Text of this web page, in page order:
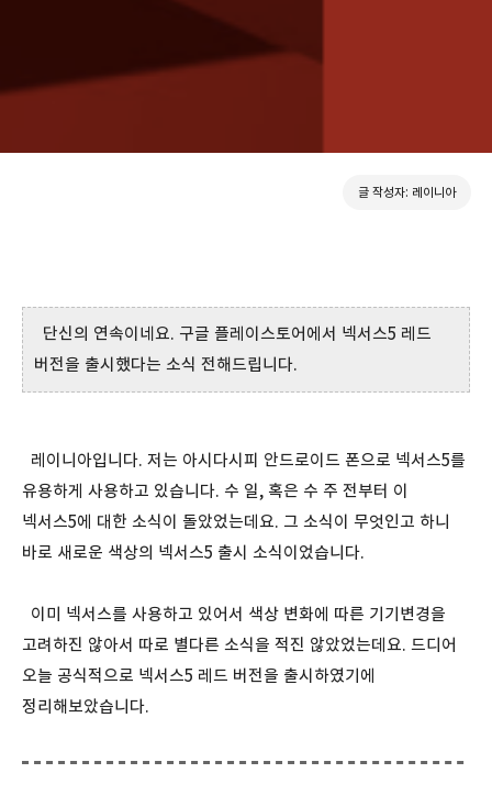
글 작성자: 레이니아
단신의 연속이네요. 구글 플레이스토어에서 넥서스5 레드
버전을 출시했다는 소식 전해드립니다.
레이니아입니다. 저는 아시다시피 안드로이드 폰으로 넥서스5를
유용하게 사용하고 있습니다. 수 일, 혹은 수 주 전부터 이
넥서스5에 대한 소식이 돌았었는데요. 그 소식이 무엇인고 하니
바로 새로운 색상의 넥서스5 출시 소식이었습니다.
이미 넥서스를 사용하고 있어서 색상 변화에 따른 기기변경을
고려하진 않아서 따로 별다른 소식을 적진 않았었는데요. 드디어
오늘 공식적으로 넥서스5 레드 버전을 출시하였기에
정리해보았습니다.